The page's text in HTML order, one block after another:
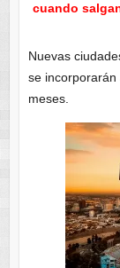
cuando
Nuevas
se
meses.